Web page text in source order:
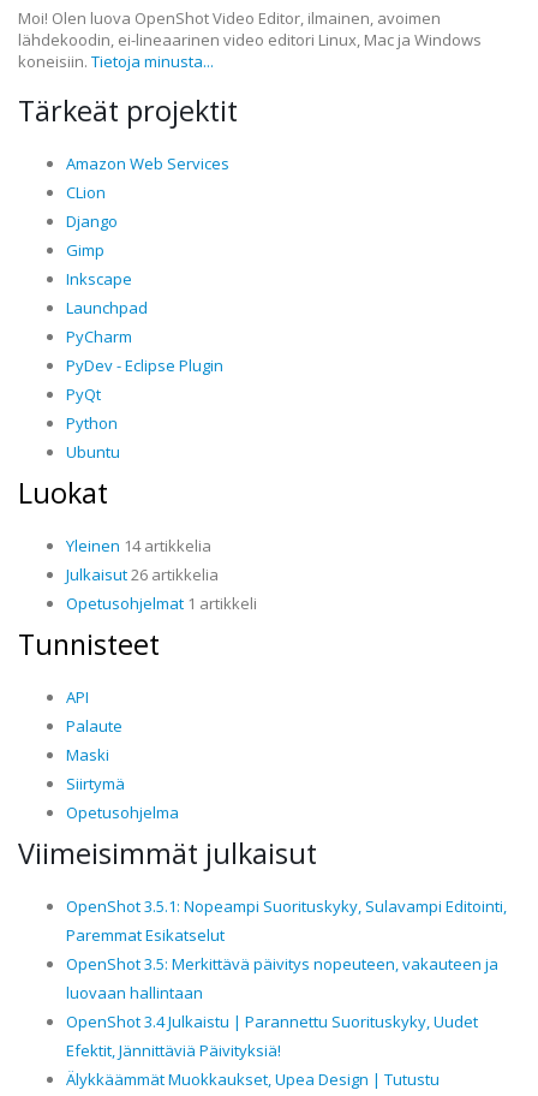
Moi! Olen luova OpenShot Video Editor, ilmainen, avoimen
lähdekoodin, ei-lineaarinen video editori Linux, Mac ja Windows
koneisiin. Tietoja minusta...
Tärkeät projektit
Amazon Web Services
CLion
Django
Gimp
Inkscape
Launchpad
PyCharm
PyDev - Eclipse Plugin
PyQt
Python
Ubuntu
Luokat
Yleinen 14 artikkelia
Julkaisut26 artikkelia
Opetusohjelmat 1 artikkeli
Tunnisteet
API
Palaute
Maski
Siirtymä
Opetusohjelma
Viimeisimmät julkaisut
OpenShot 3.5.1: Nopeampi Suorituskyky, Sulavampi Editointi,
Paremmat Esikatselut
OpenShot 3.5: Merkittävä päivitys nopeuteen, vakauteen ja
luovaan hallintaan
OpenShot 3.4 Julkaistu | Parannettu Suorituskyky, Uudet
Efektit, Jännittäviä Päivityksiä!
Älykkäämmät Muokkaukset, Upea Design | Tutustu